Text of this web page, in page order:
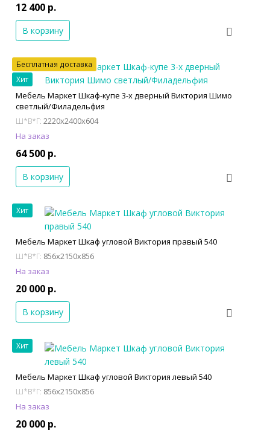
12 400 р.
В корзину
Хит
Бесплатная доставка
Мебель Маркет Шкаф-купе 3-х дверный Виктория Шимо
светлый/Филадельфия
Ш*В*Г: 2220x2400x604
На заказ
64 500 р.
В корзину
Хит
Мебель Маркет Шкаф угловой Виктория правый 540
Ш*В*Г: 856x2150x856
На заказ
20 000 р.
В корзину
Хит
Мебель Маркет Шкаф угловой Виктория левый 540
Ш*В*Г: 856x2150x856
На заказ
20 000 р.